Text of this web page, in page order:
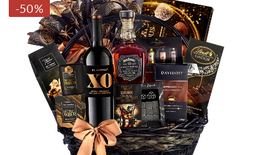
-50%